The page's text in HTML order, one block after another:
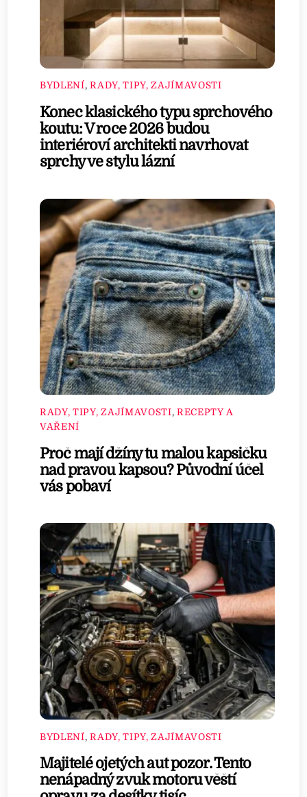
BYDLENÍ,RADY, TIPY, ZAJÍMAVOSTI
Konec klasického typu sprchového
koutu: V roce 2026 budou
interiéroví architekti navrhovat
sprchy ve stylu lázní
RADY, TIPY, ZAJÍMAVOSTI, RECEPTY A
VAŘENÍ
Proč mají džíny tu malou kapsičku
nad pravou kapsou? Původní účel
vás pobaví
BYDLENÍ,RADY, TIPY, ZAJÍMAVOSTI
Majitelé ojetých aut pozor. Tento
nenápadný zvuk motoru věští